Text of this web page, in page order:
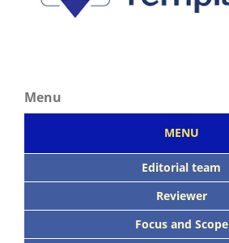
Menu
MENU
Editorial team
Reviewer
Focus and Scope